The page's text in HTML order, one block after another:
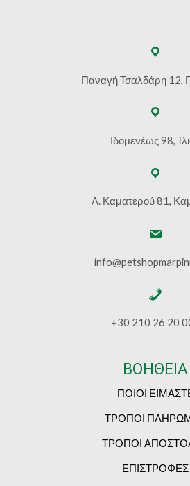
Παναγή Τσαλδάρη 12,
Ιδομενέως 98,
Λ. Καματερού 81,
+30 210 26 20
ΒΟΗΘΕΙΑ
ΠΟΙΟΙ
ΤΡΟΠΟΙ
ΤΡΟΠΟΙ
ΕΠΙΣΤΡΟΦΕΣ